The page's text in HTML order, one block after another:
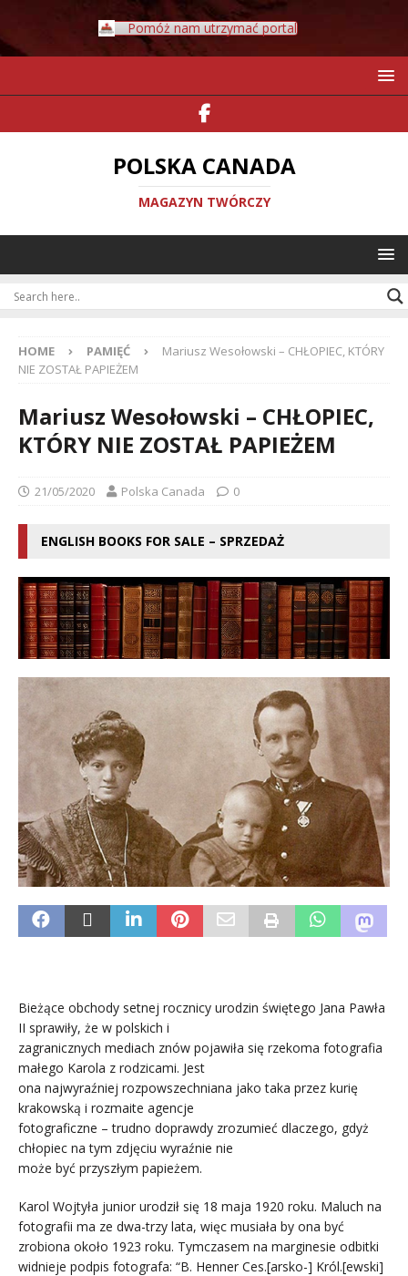
Pomóż nam utrzymać portal
POLSKA CANADA
MAGAZYN TWÓRCZY
HOME PAMIĘĆ
Mariusz Wesołowski – CHŁOPIEC, KTÓRY
NIE ZOSTAŁ PAPIEŻEM
Mariusz Wesołowski – CHŁOPIEC,
KTÓRY NIE ZOSTAŁ PAPIEŻEM
21/05/2020 Polska Canada 0
ENGLISH BOOKS FOR SALE – SPRZEDAŻ
Bieżące obchody setnej rocznicy urodzin świętego Jana Pawła
II sprawiły, że w polskich i
zagranicznych mediach znów pojawiła się rzekoma fotografia
małego Karola z rodzicami. Jest
ona najwyraźniej rozpowszechniana jako taka przez kurię
krakowską i rozmaite agencje
fotograficzne – trudno doprawdy zrozumieć dlaczego, gdyż
chłopiec na tym zdjęciu wyraźnie nie
może być przyszłym papieżem.
Karol Wojtyła junior urodził się 18 maja 1920 roku. Maluch na
fotografii ma ze dwa-trzy lata, więc musiała by ona być
zrobiona około 1923 roku. Tymczasem na marginesie odbitki
widnieje podpis fotografa: “B. Henner Ces.[arsko-] Król.[ewski]